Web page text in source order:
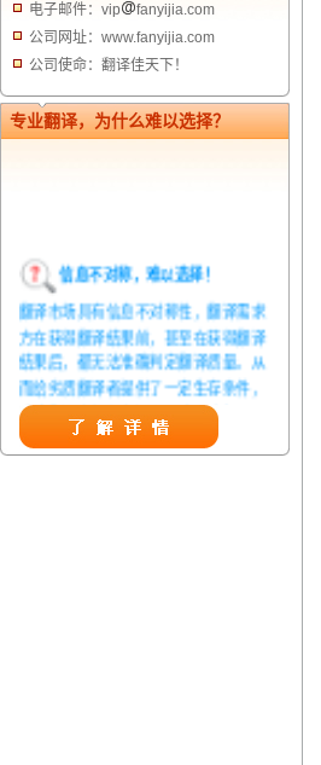
电子邮件：vip
fanyijia.com
公司网址：www.fanyijia.com
公司使命：翻译佳天下！
专业翻译，为什么难以选择？
翻译市场具有信息不对称性，翻译需求
方在获得翻译结果前，甚至在获得翻译
结果后，都无法准确判定翻译质量。从
而给劣质翻译者提供了一定生存条件，
造成翻译市场鱼龙混杂，难以选择。
翻译家，值得信赖！